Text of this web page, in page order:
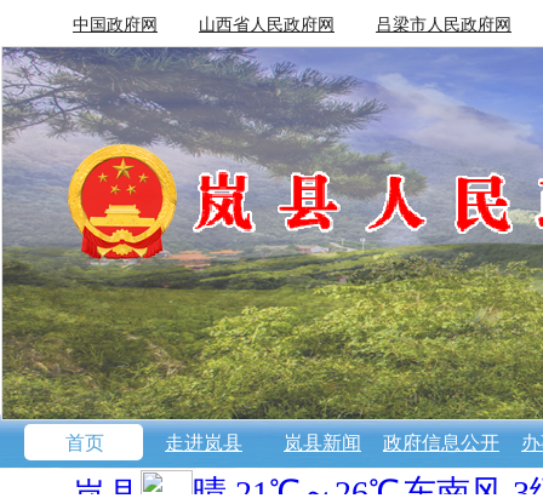
中国政府网 山西省人民政府网 吕梁市人民政府网
首页 走进岚县 岚县新闻 政府信息公开